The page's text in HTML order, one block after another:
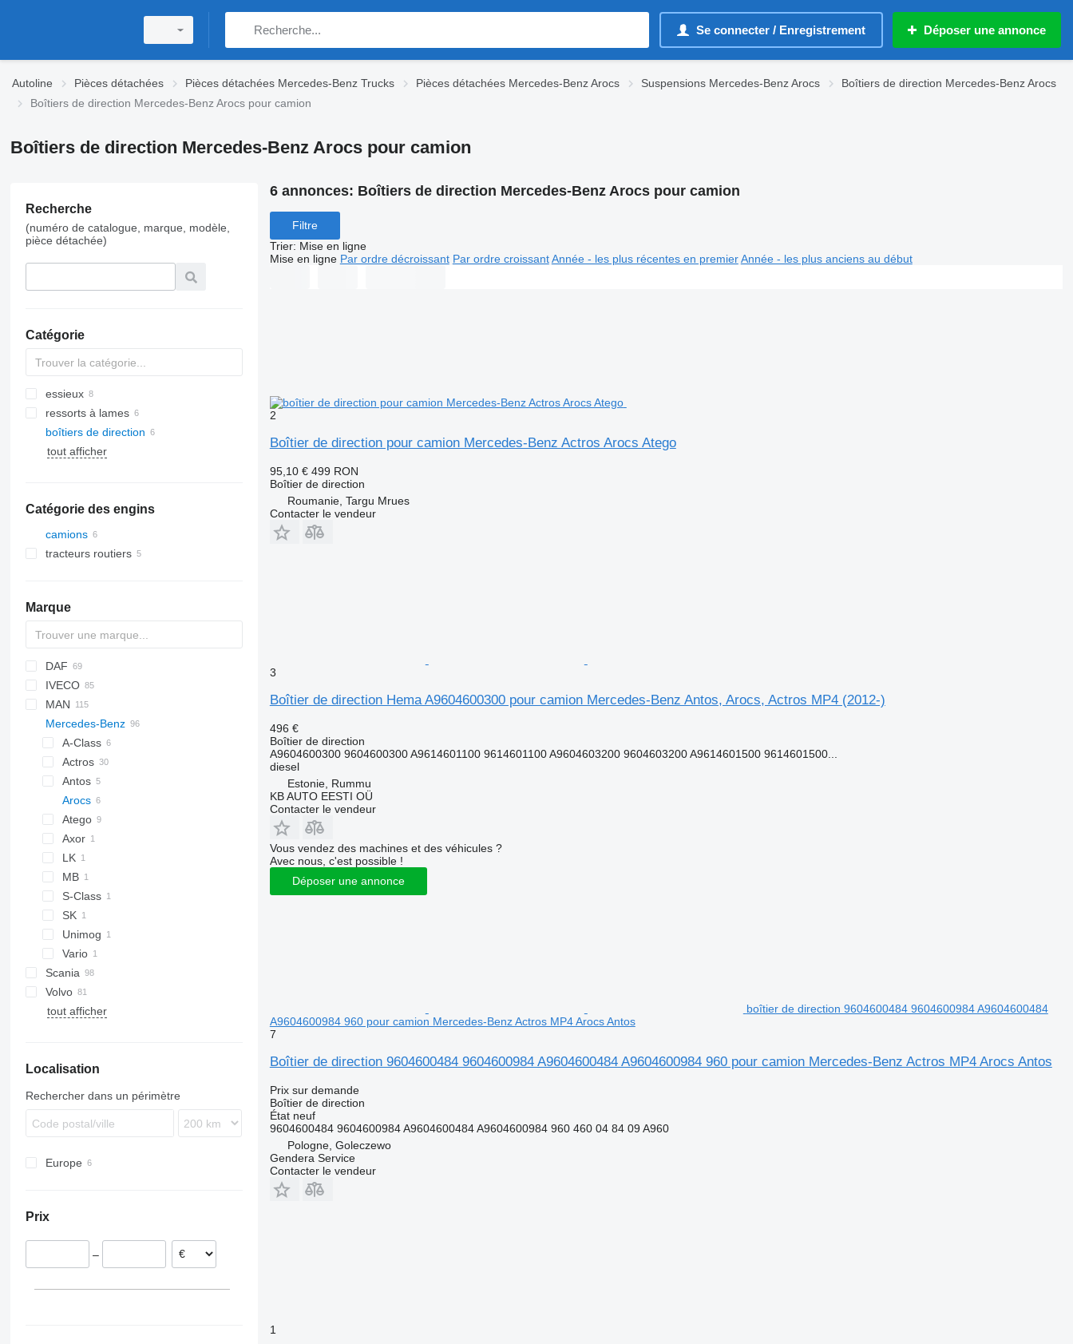
Se connecter / Enregistrement Déposer une annonce
Autoline Pièces détachées Pièces détachées Mercedes-Benz Trucks Pièces détachées Mercedes-Benz Arocs Suspensions Mercedes-Benz Arocs
Boîtiers de direction Mercedes-Benz Arocs
Boîtiers de direction Mercedes-Benz Arocs pour camion
Boîtiers de direction Mercedes-Benz Arocs pour camion
Recherche
(numéro de catalogue, marque, modèle,
pièce détachée)
Catégorie
essieux
ressorts à lames
boîtiers de direction
tout afficher
Catégorie des engins
camions
tracteurs routiers
Marque
BM
DAF
CF
LF
XF
YA
IVECO
Daily
EuroCargo
EuroStar
Eurotech
Eurotrakker
Magirus
S-Way
Stralis
Trakker
ELF
NPR
NQR
MAN
A-series
F90
L2000
LE
TGA
TGL
TGM
TGS
TGX
Mercedes-Benz
A-Class
Actros
Antos
Arocs
Atego
Atego 1218
Axor
LK
MB
S-Class
SK
Unimog
Vario
Canter
Canter
Atleon
Cabstar
Magnum
Midliner
Midlum
Scania
P-series
R-series
Volvo
B-series
FL
tout afficher
Localisation
Rechercher dans un périmètre
Europe
Portugal
Autriche
Prix
–
6 annonces: Boîtiers de direction Mercedes-Benz Arocs pour camion
Filtre
Trier: Mise en ligne
Mise en ligne Par ordre décroissant Par ordre croissant Année - les plus récentes en premier Année - les plus anciens au début
2
Boîtier de direction pour camion Mercedes-Benz Actros Arocs Atego
95,10 € 499 RON
Boîtier de direction
Roumanie, Targu Mrues
Contacter le vendeur
3
Boîtier de direction Hema A9604600300 pour camion Mercedes-Benz Antos, Arocs, Actros MP4 (2012-)
496 €
Boîtier de direction
A9604600300 9604600300 A9614601100 9614601100 A9604603200 9604603200 A9614601500 9614601500...
diesel
Estonie, Rummu
KB AUTO EESTI OÜ
Contacter le vendeur
Vous vendez des machines et des véhicules ?
Avec nous, c'est possible !
Déposer une annonce
boîtier de direction 9604600484 9604600984 A9604600484
A9604600984 960 pour camion Mercedes-Benz Actros MP4 Arocs Antos
7
Boîtier de direction 9604600484 9604600984 A9604600484 A9604600984 960 pour camion Mercedes-Benz Actros MP4 Arocs Antos
Prix sur demande
Boîtier de direction
Étatneuf
9604600484 9604600984 A9604600484 A9604600984 960 460 04 84 09 A960
Pologne, Goleczewo
Gendera Service
Contacter le vendeur
1